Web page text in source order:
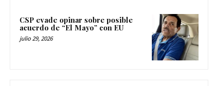
CSP evade opinar sobre posible
acuerdo de “El Mayo” con EU
julio 29, 2026